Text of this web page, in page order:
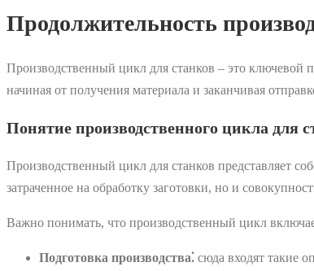
Продолжительность
Производственный цикл для станков – это ключевой
начиная от получения материала и заканчивая
Понятие производственного цикла для
Производственный цикл для станков представляет
затраченное на обработку заготовки, но и
Важно понимать, что производственный цикл
Подготовка производства⁚ сюда входят такие